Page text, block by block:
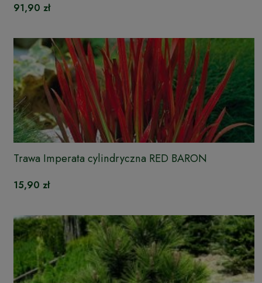
91,90 zł
Trawa Imperata cylindryczna RED BARON
15,90 zł